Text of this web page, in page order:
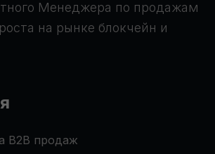
Менеджера по продажам
на рынке блокчейн и
B2B продаж